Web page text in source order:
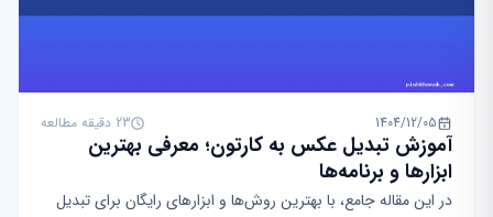
1404/12/05 23 دقیقه مطالعه
آموزش تبدیل عکس به کارتون؛ معرفی بهترین
ابزارها و برنامه‌ها
در این مقاله جامع، با بهترین روش‌ها و ابزارهای رایگان برای تبدیل